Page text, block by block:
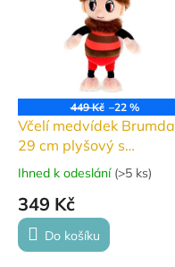
449 Kč –22 %
Včelí medvídek Brumda
29 cm plyšový s
písničkami
Průměrné
produktu
je
5,0
Ihned k odeslání (>5 ks)
349 Kč
Do košíku